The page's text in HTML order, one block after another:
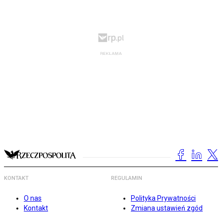
KONTAKT
O nas
Kontakt
REGULAMIN
Polityka Prywatności
Zmiana ustawień zgód